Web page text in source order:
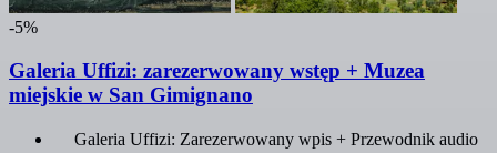
-5%
Galeria Uffizi: zarezerwowany wstęp + Muzea
miejskie w San Gimignano
Galeria Uffizi: Zarezerwowany wpis + Przewodnik audio